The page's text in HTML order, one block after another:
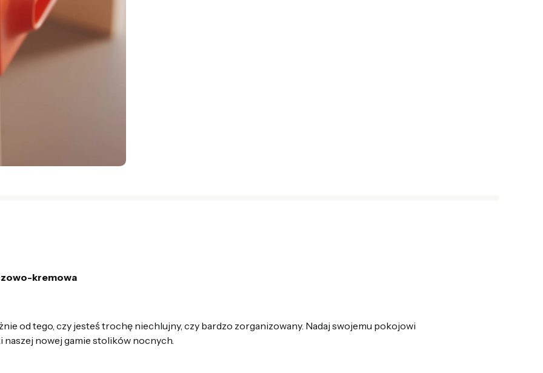
kremowa
od tego, czy jesteś trochę niechlujny, czy bardzo zorganizowany. Nadaj swojemu pokojowi
nowej gamie stolików nocnych.